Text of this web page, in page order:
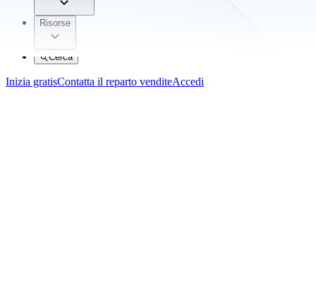
Risorse
Cerca
Inizia gratisContatta il reparto venditeAccedi